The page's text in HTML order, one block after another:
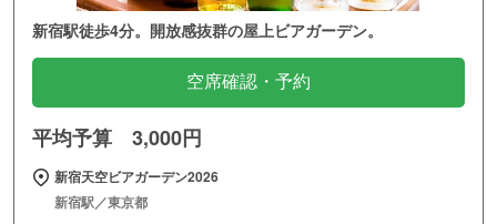
新宿駅徒歩4分。開放感抜群の屋上ビアガーデン。
空席確認・予約
平均予算 3,000円
新宿天空ビアガーデン2026
新宿駅／東京都